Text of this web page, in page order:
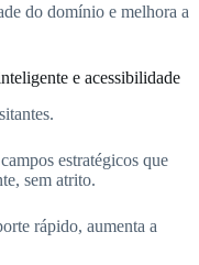
do domínio e melhora a
e acessibilidade
estratégicos que
sem atrito.
rápido, aumenta a